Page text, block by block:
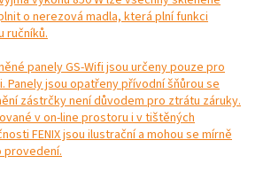
o nerezová madla, která plní funkci
ručníků.
panely GS-Wifi jsou určeny pouze pro
Panely jsou opatřeny přívodní šňůrou se
zástrčky není důvodem pro ztrátu záruky.
v on-line prostoru i v tištěných
FENIX jsou ilustrační a mohou se mírně
provedení.